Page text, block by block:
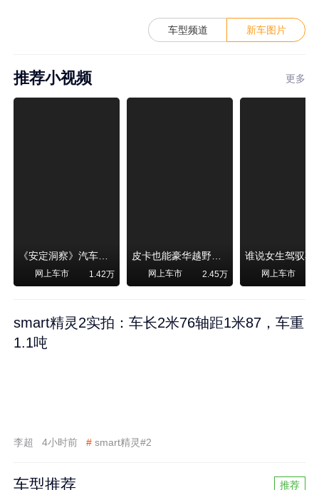
车型频道 新车图片
推荐小视频 更多
《安定洞察》汽车烧不烧油，和石油安全无关！
网上车市 1.42万
皮卡也能豪华越野！纵横F700上市，限时卖29.99万起
网上车市 2.45万 网上车市
smart精灵2实拍：车长2米76轴距1米87，车重
1.1吨
李超 4小时前 # smart精灵#2
车型推荐 推荐